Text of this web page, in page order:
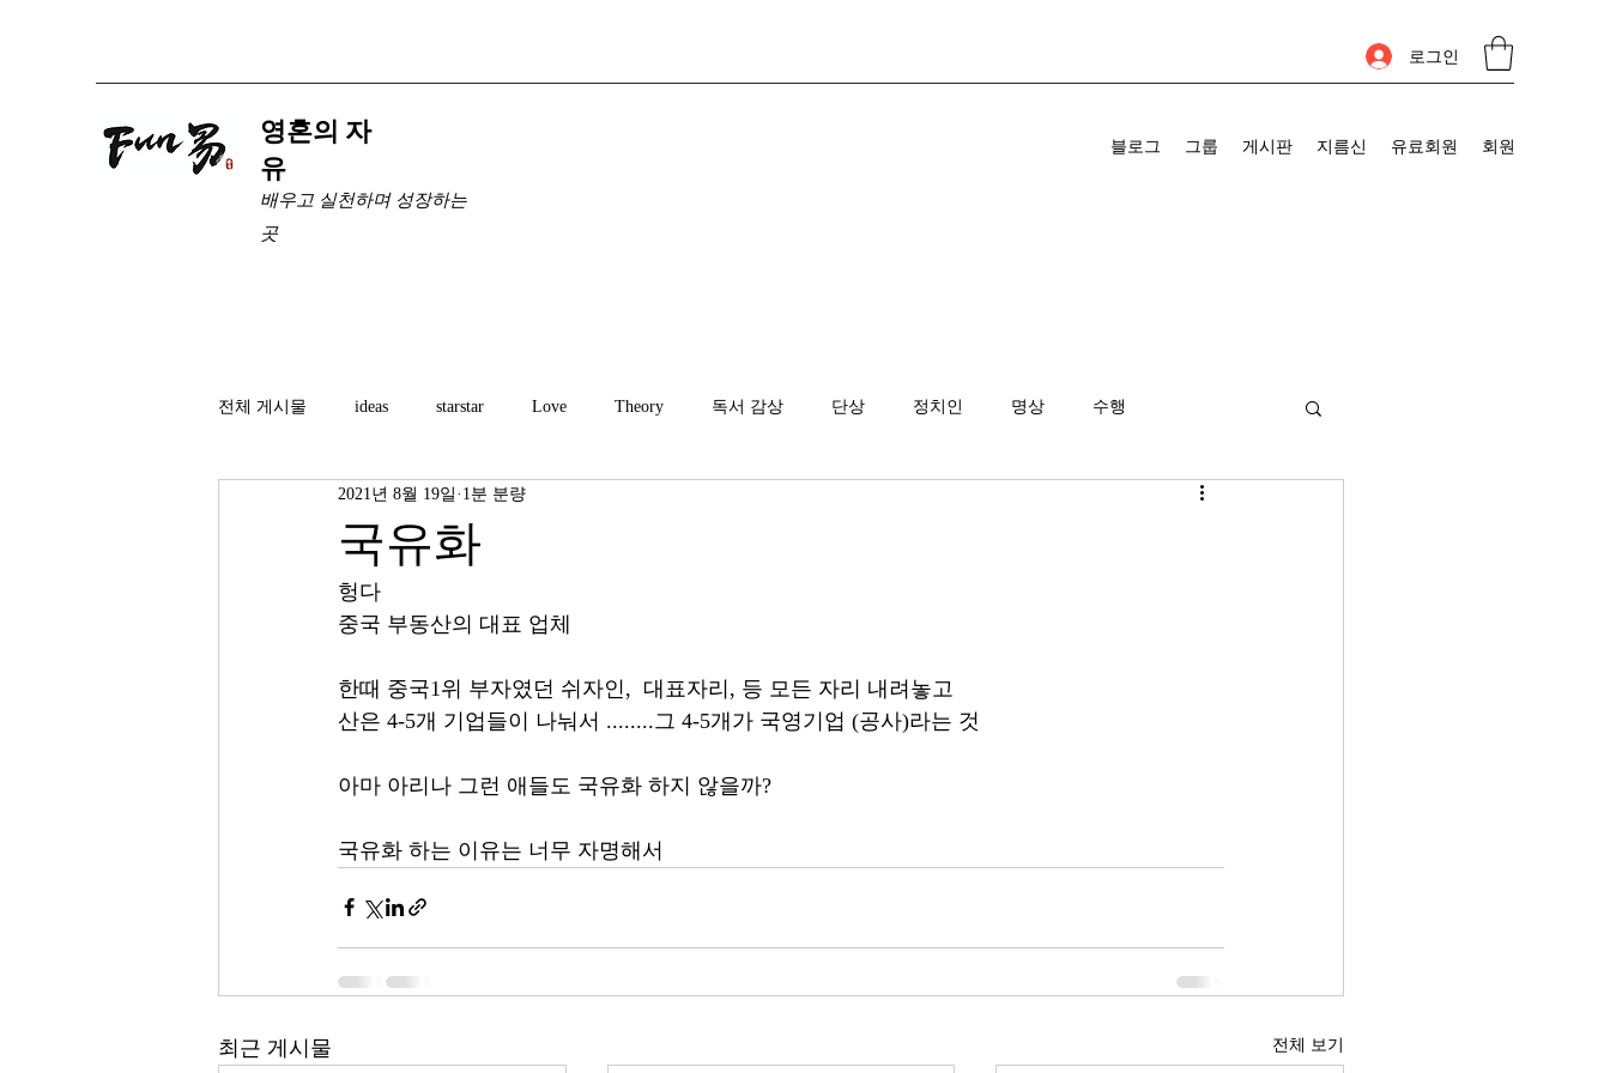
로그인
​영혼의 자
유
배우고 실천하며 성장하는
곳
블로그 그룹 게시판 지름신 유료회원 회원
전체 게시물 ideas starstar Love Theory 독서 감상 단상 정치인 명상 수행
국유화
2021년 8월 19일 1분 분량
헝다
중국 부동산의 대표 업체
한때 중국1위 부자였던 쉬자인,  대표자리, 등 모든 자리 내려놓고
산은 4-5개 기업들이 나눠서 ........그 4-5개가 국영기업 (공사)라는 것
아마 아리나 그런 애들도 국유화 하지 않을까?
국유화 하는 이유는 너무 자명해서
최근 게시물 전체 보기